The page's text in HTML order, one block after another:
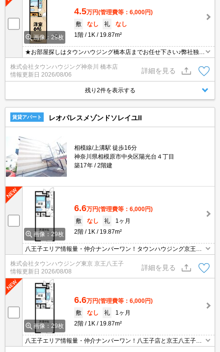
画像：29枚
4.5万円(管理費等：6,000円)
敷
なし 礼
なし
1階
1K 19.87m²
★お部屋探しはタウンハウジング橋本店までお任せ下さい♪弊社独自
のネットワークにより、取扱い物件数には自信があります！他社様
の物件もご紹介・ご案内可能です！★
株式会社タウンハウジング神奈川 橋本店
情報更新日 2026/08/06
詳細を見る
残り2件を表示する
賃貸アパート レオパレスメゾンドソレイユII
相模線/上溝駅 徒歩16分
神奈川県相模原市中央区陽光台４丁目
築17年
2階建
画像：29枚
6.6万円(管理費等：6,000円)
敷
なし 礼
1ヶ月
2階
1K 19.87m²
八王子エリア情報量・仲介ナンバーワン！タウンハウジング京王八
王子店です!お客様用駐車場もございますので車でのご来店も大歓迎
です！
株式会社タウンハウジング東京 京王八王子
情報更新日 2026/08/08
詳細を見る
画像：29枚
6.6万円(管理費等：6,000円)
敷
なし 礼
1ヶ月
2階
1K 19.87m²
八王子エリア情報量・仲介ナンバーワン！八王子店と京王八王子店
２店舗どちらでもご対応可能！